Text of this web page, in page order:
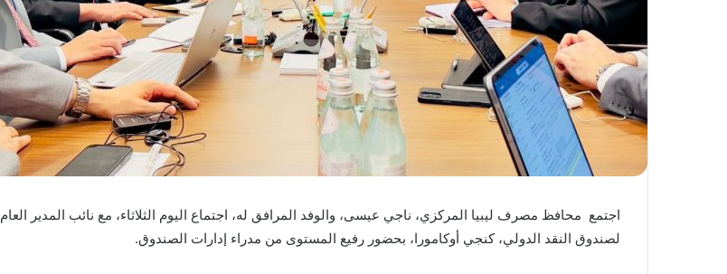
اجتمع محافظ مصرف ليبيا المركزي، ناجي عيسى، والوفد المرافق له، اجتماع اليوم الثلاثاء، مع نائب المدير العام
لصندوق النقد الدولي، كنجي أوكامورا، بحضور رفيع المستوى من مدراء إدارات الصندوق.